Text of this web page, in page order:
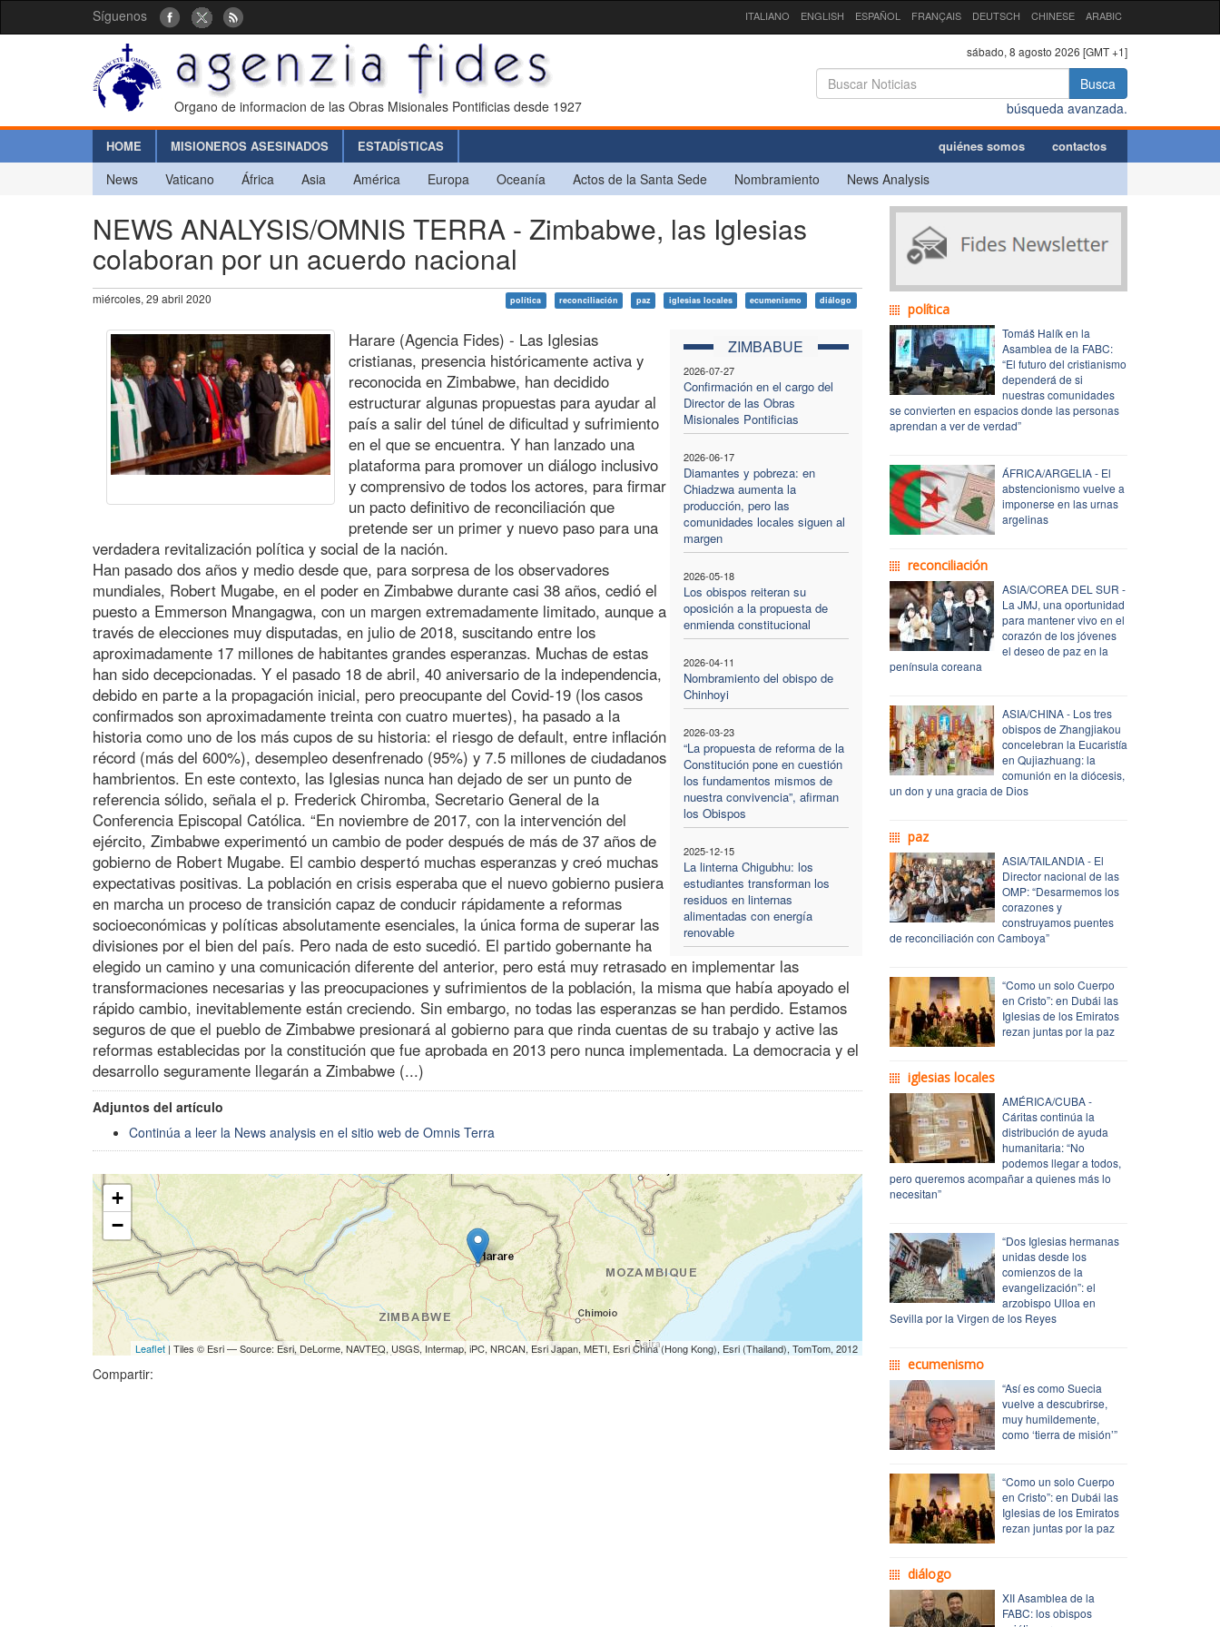
Síguenos ITALIANO ENGLISH ESPAÑOL FRANÇAIS DEUTSCH CHINESE ARABIC
Organo de informacion de las Obras Misionales Pontificias desde 1927
sábado, 8 agosto 2026 [GMT +1]
Busca
búsqueda avanzada.
HOME MISIONEROS ASESINADOS ESTADÍSTICAS quiénes somos contactos
News Vaticano África Asia América Europa Oceanía Actos de la Santa Sede Nombramiento News Analysis
NEWS ANALYSIS/OMNIS TERRA - Zimbabwe, las Iglesias
colaboran por un acuerdo nacional
miércoles, 29 abril 2020 política reconciliación paz iglesias locales ecumenismo diálogo
ZIMBABUE
2026-07-27
Confirmación en el cargo del
Director de las Obras
Misionales Pontificias
2026-06-17
Diamantes y pobreza: en
Chiadzwa aumenta la
producción, pero las
comunidades locales siguen al
margen
2026-05-18
Los obispos reiteran su
oposición a la propuesta de
enmienda constitucional
2026-04-11
Nombramiento del obispo de
Chinhoyi
2026-03-23
“La propuesta de reforma de la
Constitución pone en cuestión
los fundamentos mismos de
nuestra convivencia”, afirman
los Obispos
2025-12-15
La linterna Chigubhu: los
estudiantes transforman los
residuos en linternas
alimentadas con energía
renovable
Harare (Agencia Fides) - Las Iglesias
cristianas, presencia históricamente activa y
reconocida en Zimbabwe, han decidido
estructurar algunas propuestas para ayudar al
país a salir del túnel de dificultad y sufrimiento
en el que se encuentra. Y han lanzado una
plataforma para promover un diálogo inclusivo
y comprensivo de todos los actores, para firmar
un pacto definitivo de reconciliación que
pretende ser un primer y nuevo paso para una
verdadera revitalización política y social de la nación.
Han pasado dos años y medio desde que, para sorpresa de los observadores
mundiales, Robert Mugabe, en el poder en Zimbabwe durante casi 38 años, cedió el
puesto a Emmerson Mnangagwa, con un margen extremadamente limitado, aunque a
través de elecciones muy disputadas, en julio de 2018, suscitando entre los
aproximadamente 17 millones de habitantes grandes esperanzas. Muchas de estas
han sido decepcionadas. Y el pasado 18 de abril, 40 aniversario de la independencia,
debido en parte a la propagación inicial, pero preocupante del Covid-19 (los casos
confirmados son aproximadamente treinta con cuatro muertes), ha pasado a la
historia como uno de los más cupos de su historia: el riesgo de default, entre inflación
récord (más del 600%), desempleo desenfrenado (95%) y 7.5 millones de ciudadanos
hambrientos. En este contexto, las Iglesias nunca han dejado de ser un punto de
referencia sólido, señala el p. Frederick Chiromba, Secretario General de la
Conferencia Episcopal Católica. “En noviembre de 2017, con la intervención del
ejército, Zimbabwe experimentó un cambio de poder después de más de 37 años de
gobierno de Robert Mugabe. El cambio despertó muchas esperanzas y creó muchas
expectativas positivas. La población en crisis esperaba que el nuevo gobierno pusiera
en marcha un proceso de transición capaz de conducir rápidamente a reformas
socioeconómicas y políticas absolutamente esenciales, la única forma de superar las
divisiones por el bien del país. Pero nada de esto sucedió. El partido gobernante ha
elegido un camino y una comunicación diferente del anterior, pero está muy retrasado en implementar las
transformaciones necesarias y las preocupaciones y sufrimientos de la población, la misma que había apoyado el
rápido cambio, inevitablemente están creciendo. Sin embargo, no todas las esperanzas se han perdido. Estamos
seguros de que el pueblo de Zimbabwe presionará al gobierno para que rinda cuentas de su trabajo y active las
reformas establecidas por la constitución que fue aprobada en 2013 pero nunca implementada. La democracia y el
desarrollo seguramente llegarán a Zimbabwe (...)
Adjuntos del artículo
Continúa a leer la News analysis en el sitio web de Omnis Terra
+
−
Leaflet| Tiles © Esri — Source: Esri, DeLorme, NAVTEQ, USGS, Intermap, iPC, NRCAN, Esri Japan, METI, Esri China (Hong Kong), Esri (Thailand), TomTom, 2012
Compartir:
política
Tomáš Halík en la
Asamblea de la FABC:
“El futuro del cristianismo
dependerá de si
nuestras comunidades
se convierten en espacios donde las personas
aprendan a ver de verdad”
ÁFRICA/ARGELIA - El
abstencionismo vuelve a
imponerse en las urnas
argelinas
reconciliación
ASIA/COREA DEL SUR -
La JMJ, una oportunidad
para mantener vivo en el
corazón de los jóvenes
el deseo de paz en la
península coreana
ASIA/CHINA - Los tres
obispos de Zhangjiakou
concelebran la Eucaristía
en Qujiazhuang: la
comunión en la diócesis,
un don y una gracia de Dios
paz
ASIA/TAILANDIA - El
Director nacional de las
OMP: “Desarmemos los
corazones y
construyamos puentes
de reconciliación con Camboya”
“Como un solo Cuerpo
en Cristo”: en Dubái las
Iglesias de los Emiratos
rezan juntas por la paz
iglesias locales
AMÉRICA/CUBA -
Cáritas continúa la
distribución de ayuda
humanitaria: “No
podemos llegar a todos,
pero queremos acompañar a quienes más lo
necesitan”
“Dos Iglesias hermanas
unidas desde los
comienzos de la
evangelización”: el
arzobispo Ulloa en
Sevilla por la Virgen de los Reyes
ecumenismo
“Así es como Suecia
vuelve a descubrirse,
muy humildemente,
como ‘tierra de misión’”
“Como un solo Cuerpo
en Cristo”: en Dubái las
Iglesias de los Emiratos
rezan juntas por la paz
diálogo
XII Asamblea de la
FABC: los obispos